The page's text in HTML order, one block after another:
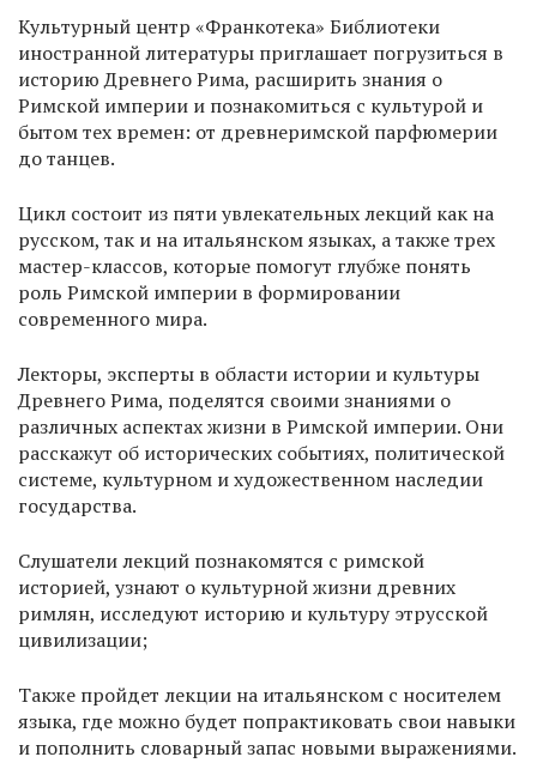
Культурный центр «Франкотека» Библиотеки
иностранной литературы приглашает погрузиться в
историю Древнего Рима, расширить знания о
Римской империи и познакомиться с культурой и
бытом тех времен: от древнеримской парфюмерии
до танцев.
Цикл состоит из пяти увлекательных лекций как на
русском, так и на итальянском языках, а также трех
мастер-классов, которые помогут глубже понять
роль Римской империи в формировании
современного мира.
Лекторы, эксперты в области истории и культуры
Древнего Рима, поделятся своими знаниями о
различных аспектах жизни в Римской империи. Они
расскажут об исторических событиях, политической
системе, культурном и художественном наследии
государства.
Слушатели лекций познакомятся с римской
историей, узнают о культурной жизни древних
римлян, исследуют историю и культуру этрусской
цивилизации;
Также пройдет лекции на итальянском с носителем
языка, где можно будет попрактиковать свои навыки
и пополнить словарный запас новыми выражениями.